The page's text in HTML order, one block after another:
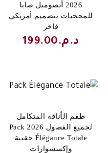
2026 أنصومبل صايا
للمحجبات بتصميم أمريكي
فاخر
د.م.199.00
طقم الأناقة المتكامل
لجميع الفصول 2026 Pack
Élégance Totale حقيبة
وإكسسوارات